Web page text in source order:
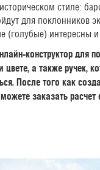
стиле:
для поклонников
(голубые) интересны
конструктор для
а также ручек,
После того как
заказать расчет